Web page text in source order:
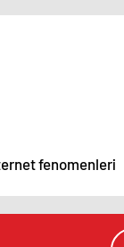
fenomenleri